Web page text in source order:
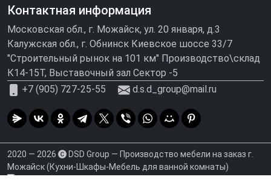
Контактная информация
Московская обл., г. Можайск, ул. 20 января, д.3
Калужская обл., г. Обнинск Киевское шоссе 33/7
"Строительный рынок на 101 км" Производство\склад
К14-15Т, Выставочный зал Сектор -5
+7 (905) 727-25-55
d.s.d_group@mail.ru
2020 — 2026
DSD Group — Производство мебели на заказ г.
Можайск (Кухни-Шкафы-Мебель для ванной комнаты)